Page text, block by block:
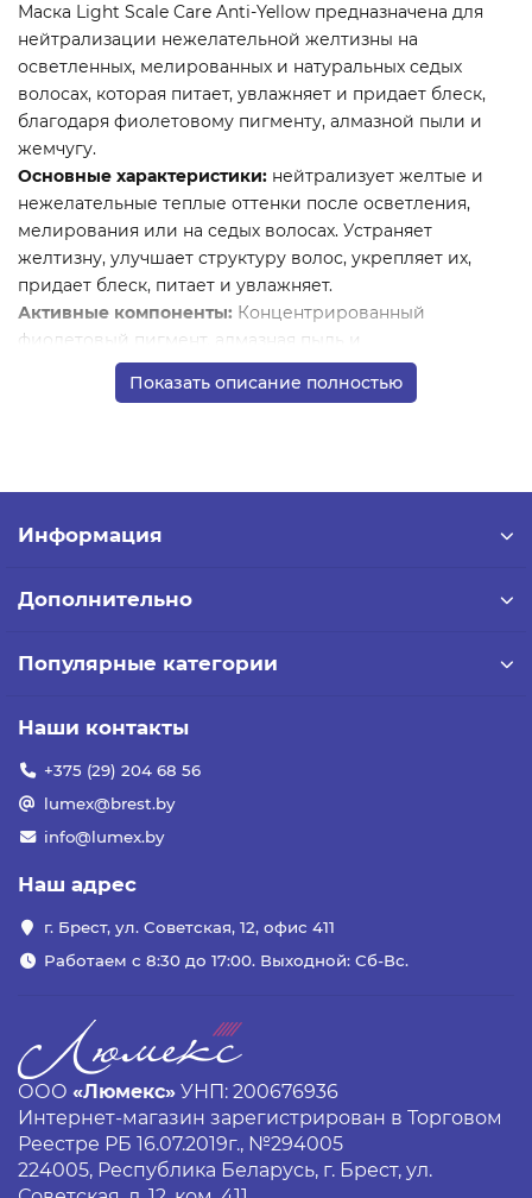
Маска Light Scale Care Anti-Yellow предназначена для
нейтрализации нежелательной желтизны на
осветленных, мелированных и натуральных седых
волосах, которая питает, увлажняет и придает блеск,
благодаря фиолетовому пигменту, алмазной пыли и
жемчугу.
Основные характеристики: нейтрализует желтые и
нежелательные теплые оттенки после осветления,
мелирования или на седых волосах. Устраняет
желтизну, улучшает структуру волос, укрепляет их,
придает блеск, питает и увлажняет.
Активные компоненты: Концентрированный
фиолетовый пигмент, алмазная пыль и
гидролизованный жемчуг.
Способ применения: наденьте перчатки, нанесите
Используйте 1-2 раза в неделю для поддержания
Показать описание полностью
Информация
Дополнительно
Популярные категории
Наши контакты
+375 (29) 204 68 56
lumex@brest.by
info@lumex.by
Наш адрес
г. Брест, ул. Советская, 12, офис 411
Работаем с 8:30 до 17:00. Выходной: Сб-Вс.
ООО «Люмекс» УНП: 200676936
Интернет-магазин зарегистрирован в Торговом
Реестре РБ 16.07.2019г., №294005
224005, Республика Беларусь, г. Брест, ул.